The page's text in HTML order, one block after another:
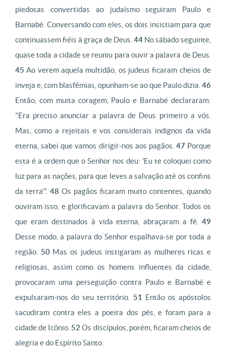
piedosas convertidas ao judaísmo seguiram Paulo e
Barnabé. Conversando com eles, os dois insistiam para que
continuassem fiéis à graça de Deus. 44 No sábado seguinte,
quase toda a cidade se reuniu para ouvir a palavra de Deus.
45 Ao verem aquela multidão, os judeus ficaram cheios de
inveja e, com blasfêmias, opunham-se ao que Paulo dizia. 46
Então, com muita coragem, Paulo e Barnabé declararam:
"Era preciso anunciar a palavra de Deus primeiro a vós.
Mas, como a rejeitais e vos considerais indignos da vida
eterna, sabei que vamos dirigir-nos aos pagãos. 47Porque
esta é a ordem que o Senhor nos deu: 'Eu te coloquei como
luz para as nações, para que leves a salvação até os confins
da terra'". 48 Os pagãos ficaram muito contentes, quando
ouviram isso, e glorificavam a palavra do Senhor. Todos os
que eram destinados à vida eterna, abraçaram a fé. 49
Desse modo, a palavra do Senhor espalhava-se por toda a
região. 50Mas os judeus instigaram as mulheres ricas e
religiosas, assim como os homens influentes da cidade,
provocaram uma perseguição contra Paulo e Barnabé e
expulsaram-nos do seu território. 51 Então os apóstolos
sacudiram contra eles a poeira dos pés, e foram para a
cidade de Icônio.52 Os discípulos, porém, ficaram cheios de
alegria e do Espírito Santo.